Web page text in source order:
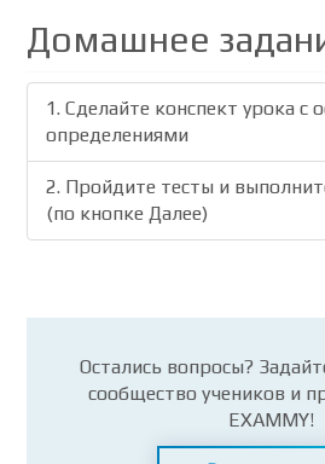
Домашнее
1. Сделайте конспект урока с
определениями
2. Пройдите тесты и
(по кнопке Далее)
Остались вопросы?
сообщество учеников и
EXAMMY!